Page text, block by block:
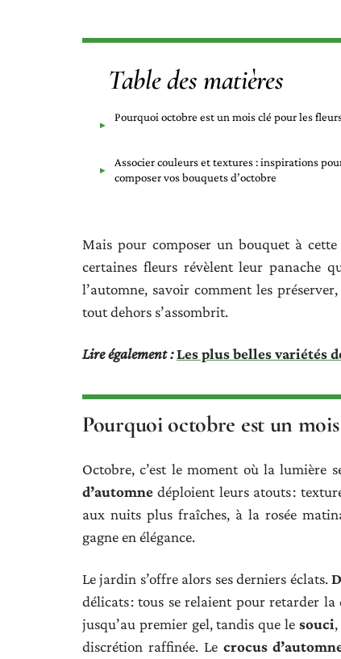
Table des matières
Pourquoi octobre est un mois clé pour les
Associer couleurs et textures : inspirations
composer vos bouquets d’octobre
Mais pour composer un bouquet à
certaines fleurs révèlent leur panache
l’automne, savoir comment les
tout dehors s’assombrit.
Lire également :Les plus belles variétés
Pourquoi octobre est un
Octobre, c’est le moment où la lumière
d’automne déploient leurs atouts :
aux nuits plus fraîches, à la rosée
gagne en élégance.
Le jardin s’offre alors ses derniers éclats.
délicats : tous se relaient pour retarder la
jusqu’au premier gel, tandis que le souci
discrétion raffinée. Le crocus